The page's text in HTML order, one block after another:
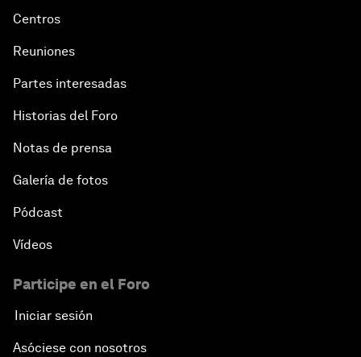
Centros
Reuniones
Partes interesadas
Historias del Foro
Notas de prensa
Galería de fotos
Pódcast
Vídeos
Participe en el Foro
Iniciar sesión
Asóciese con nosotros